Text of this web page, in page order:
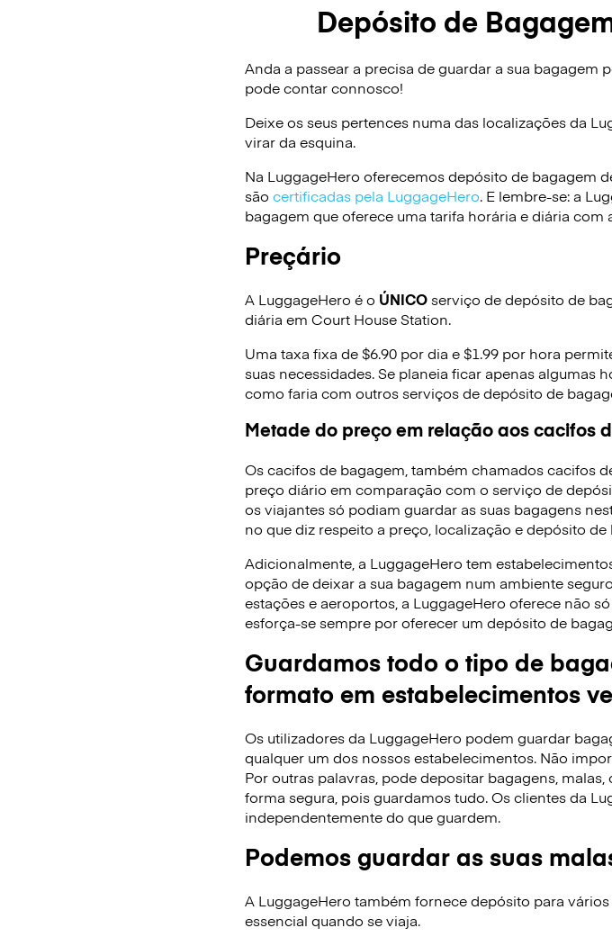
Depósito de
Anda a passear a precisa de guardar a sua bagagem
pode contar connosco!
Deixe os seus pertences numa das localizações da
virar da esquina.
Na LuggageHero oferecemos depósito de bagagem
são certificadas pela LuggageHero. E lembre-se: a
bagagem que oferece uma tarifa horária e diária com
Preçário
A LuggageHero é o ÚNICOserviço de depósito de
diária em Court House Station.
Uma taxa fixa de $6.90 por dia e $1.99 por hora
suas necessidades. Se planeia ficar apenas algumas
como faria com outros serviços de depósito de
Metade do preço em relação aos cacifos
Os cacifos de bagagem, também chamados cacifos
preço diário em comparação com o serviço de
os viajantes só podiam guardar as suas bagagens
no que diz respeito a preço, localização e depósito de
Adicionalmente, a LuggageHero tem
opção de deixar a sua bagagem num ambiente
estações e aeroportos, a LuggageHero oferece não
esforça-se sempre por oferecer um depósito de
Guardamos todo o tipo de
formato em estabelecimentos
Os utilizadores da LuggageHero podem guardar
qualquer um dos nossos estabelecimentos. Não
Por outras palavras, pode depositar bagagens,
forma segura, pois guardamos tudo. Os clientes da
independentemente do que guardem.
Podemos guardar as suas
A LuggageHero também fornece depósito para
essencial quando se viaja.